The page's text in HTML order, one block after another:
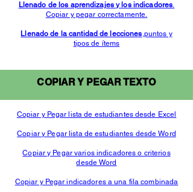
Llenado de los aprendizajes y los indicadores.
Copiar y pegar correctamente.
Llenado de la cantidad de lecciones,puntos y
tipos de ítems
COPIAR Y PEGAR TEXTO
Copiar y Pegar lista de estudiantes desde Excel
Copiar y Pegar lista de estudiantes desde Word
Copiar y Pegar varios indicadores o criterios
desde Word
Copiar y Pegar indicadores a una fila combinada​